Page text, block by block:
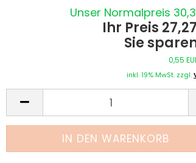
Unser Normalpreis
Ihr Preis
Sie
0,55
inkl. 19% MwSt. zzgl.